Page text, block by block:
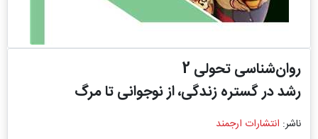
روان‌شناسی تحولی 2
رشد در گستره زندگی، از نوجوانی تا مرگ
ناشر: انتشارات ارجمند